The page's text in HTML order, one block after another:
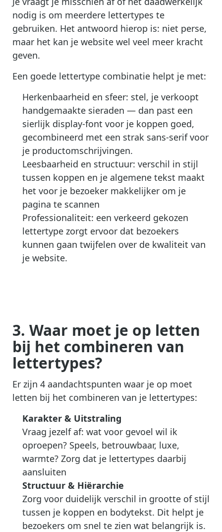
nodig is om meerdere lettertypes te
gebruiken. Het antwoord hierop is: niet perse,
maar het kan je website wel veel meer kracht
geven.
Een goede lettertype combinatie helpt je met:
Herkenbaarheid en sfeer: stel, je verkoopt
handgemaakte sieraden — dan past een
sierlijk display-font voor je koppen goed,
gecombineerd met een strak sans-serif voor
je productomschrijvingen.
Leesbaarheid en structuur: verschil in stijl
tussen koppen en je algemene tekst maakt
het voor je bezoeker makkelijker om je
pagina te scannen
Professionaliteit: een verkeerd gekozen
lettertype zorgt ervoor dat bezoekers
kunnen gaan twijfelen over de kwaliteit van
je website.
3. Waar moet je op letten
bij het combineren van
lettertypes?
Er zijn 4 aandachtspunten waar je op moet
letten bij het combineren van je lettertypes:
Karakter & Uitstraling
Vraag jezelf af: wat voor gevoel wil ik
oproepen? Speels, betrouwbaar, luxe,
warmte? Zorg dat je lettertypes daarbij
aansluiten
Structuur & Hiërarchie
Zorg voor duidelijk verschil in grootte of stijl
tussen je koppen en bodytekst. Dit helpt je
bezoekers om snel te zien wat belangrijk is.